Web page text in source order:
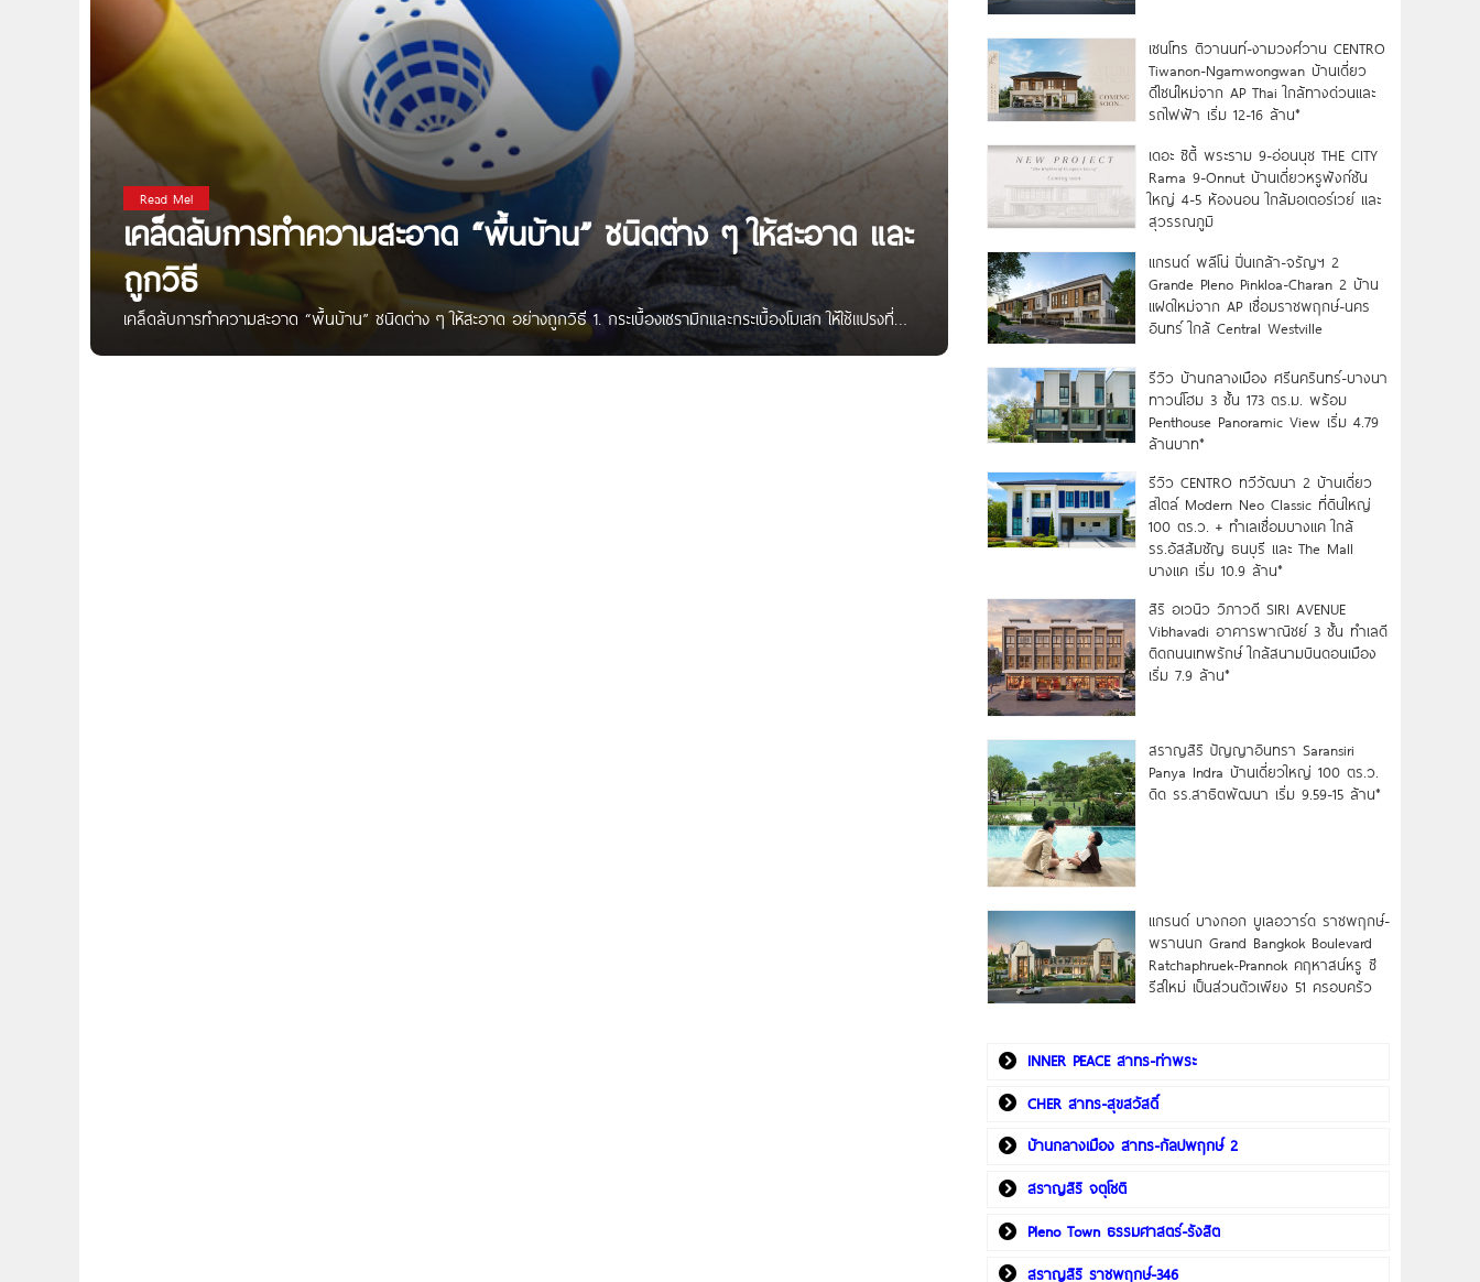
Read Me!
เคล็ดลับการทำความสะอาด “พื้นบ้าน” ชนิดต่าง ๆ ให้สะอาด และ
ถูกวิธี
เคล็ดลับการทำความสะอาด “พื้นบ้าน” ชนิดต่าง ๆ ให้สะอาด อย่างถูกวิธี 1. กระเบื้องเซรามิกและกระเบื้องโมเสก ให้ใช้แปรงที่มี
ขนอ่อนๆ ชุบน้ำสบู่หรือผงซักฟอก แล้วขัดบริเวณที่เป็นคราบสกปรกซ้ำๆ โดยเฉพาะบริเวณรอยต่อ ถ้ามีเชื้อราให้ทำความ
เซนโทร ติวานนท์-งามวงศ์วาน CENTRO
Tiwanon-Ngamwongwan บ้านเดี่ยว
ดีไซน์ใหม่จาก AP Thai ใกล้ทางด่วนและ
รถไฟฟ้า เริ่ม 12-16 ล้าน*
เดอะ ซิตี้ พระราม 9-อ่อนนุช THE CITY
Rama 9-Onnut บ้านเดี่ยวหรูฟังก์ชัน
ใหญ่ 4-5 ห้องนอน ใกล้มอเตอร์เวย์ และ
สุวรรณภูมิ
แกรนด์ พลีโน่ ปิ่นเกล้า-จรัญฯ 2
Grande Pleno Pinkloa-Charan 2 บ้าน
แฝดใหม่จาก AP เชื่อมราชพฤกษ์-นคร
อินทร์ ใกล้ Central Westville
รีวิว บ้านกลางเมือง ศรีนครินทร์-บางนา
ทาวน์โฮม 3 ชั้น 173 ตร.ม. พร้อม
Penthouse Panoramic View เริ่ม 4.79
ล้านบาท*
รีวิว CENTRO ทวีวัฒนา 2 บ้านเดี่ยว
สไตล์ Modern Neo Classic ที่ดินใหญ่
100 ตร.ว. + ทำเลเชื่อมบางแค ใกล้
รร.อัสสัมชัญ ธนบุรี และ The Mall
บางแค เริ่ม 10.9 ล้าน*
สิริ อเวนิว วิภาวดี SIRI AVENUE
Vibhavadi อาคารพาณิชย์ 3 ชั้น ทำเลดี
ติดถนนเทพรักษ์ ใกล้สนามบินดอนเมือง
เริ่ม 7.9 ล้าน*
สราญสิริ ปัญญาอินทรา Saransiri
Panya Indra บ้านเดี่ยวใหญ่ 100 ตร.ว.
ดิด รร.สาธิตพัฒนา เริ่ม 9.59-15 ล้าน*
แกรนด์ บางกอก บูเลอวาร์ด ราชพฤกษ์-
พรานนก Grand Bangkok Boulevard
Ratchaphruek-Prannok คฤหาสน์หรู ซี
รีส์ใหม่ เป็นส่วนตัวเพียง 51 ครอบครัว
INNER PEACE สาทร-ท่าพระ
CHER สาทร-สุขสวัสดิ์
บ้านกลางเมือง สาทร-กัลปพฤกษ์ 2
สราญสิริ จตุโชติ
Pleno Town ธรรมศาสตร์-รังสิต
สราญสิริ ราชพฤกษ์-346